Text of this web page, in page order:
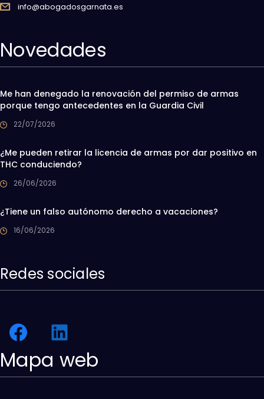
info@abogadosgarnata.es
Novedades
Me han denegado la renovación del permiso de armas
porque tengo antecedentes en la Guardia Civil
22/07/2026
¿Me pueden retirar la licencia de armas por dar positivo en
THC conduciendo?
26/06/2026
¿Tiene un falso autónomo derecho a vacaciones?
16/06/2026
Redes sociales
Mapa web